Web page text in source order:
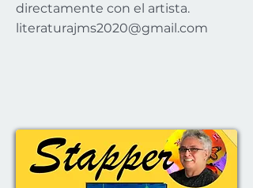
directamente con el artista.
literaturajms2020@gmail.com